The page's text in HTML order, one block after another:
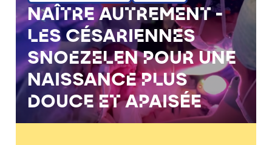
NAÎTRE AUTREMENT -
LES CÉSARIENNES
SNOEZELEN POUR UNE
NAISSANCE PLUS
DOUCE ET APAISÉE